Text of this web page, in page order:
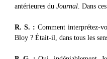
antérieures du Journal . Dans
R. S. : Comment interprétez-
Bloy ? Était-il, dans tous les